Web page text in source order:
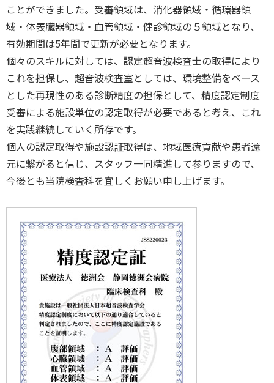
ことができました。受審領域は、消化器領域・循環器領
域・体表臓器領域・血管領域・健診領域の５領域となり、
有効期間は5年間で更新が必要となります。
個々のスキルに対しては、認定超音波検査士の取得により
これを担保し、超音波検査室としては、環境整備をベース
とした再現性のある診断精度の担保として、精度認定制度
受審による施設単位の認定取得が必要であると考え、これ
を実践継続していく所存です。
個人の認定取得や施設認証取得は、地域医療貢献や患者還
元に繋がると信じ、スタッフ一同精進して参りますので、
今後とも当院検査科を宜しくお願い申し上げます。